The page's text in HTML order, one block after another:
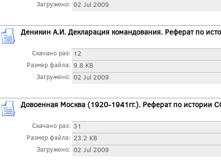
Загружено: 02 Jul 2009
Деникин А.И. Декларация командования. Реферат по
Скачано раз: 12
Размер файла: 9.8 KB
Загружено: 02 Jul 2009
Довоенная Москва (1920-1941гг.). Реферат по истории
Скачано раз: 31
Размер файла: 23.2 KB
Загружено: 02 Jul 2009